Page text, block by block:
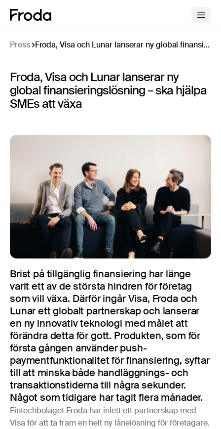
Press Froda, Visa och Lunar lanserar ny global finansieringslösning – ska hjälpa SMEs att växa
Froda, Visa och Lunar lanserar ny
global finansieringslösning – ska hjälpa
SMEs att växa
Brist på tillgänglig finansiering har länge
varit ett av de största hindren för företag
som vill växa. Därför ingår Visa, Froda och
Lunar ett globalt partnerskap och lanserar
en ny innovativ teknologi med målet att
förändra detta för gott. Produkten, som för
första gången använder push-
paymentfunktionalitet för finansiering, syftar
till att minska både handläggnings- och
transaktionstiderna till några sekunder.
Något som tidigare har tagit flera månader.
Fintechbolaget Froda har inlett ett partnerskap med
Visa för att ta fram en helt ny lånelösning för företagare.